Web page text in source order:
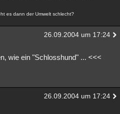
es dann der Umwelt schlecht?
26.09.2004 um 17:24
wie ein "Schlosshund" ... <<<
26.09.2004 um 17:24